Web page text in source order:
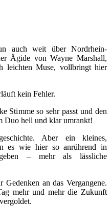
auch weit über Nordrhein-
Ägide von Wayne Marshall,
leichten Muse, vollbringt hier
kein Fehler.
Stimme so sehr passt und den
Duo hell und klar umrankt!
Aber ein kleines,
es wie hier so anrührend in
– mehr als lässliche
an das Vergangene.
mehr und mehr die Zukunft